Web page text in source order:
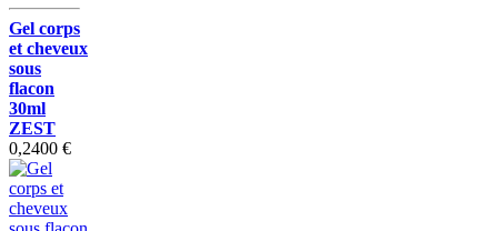
Gel corps
et cheveux
sous
flacon
30ml
ZEST
0,2400 €